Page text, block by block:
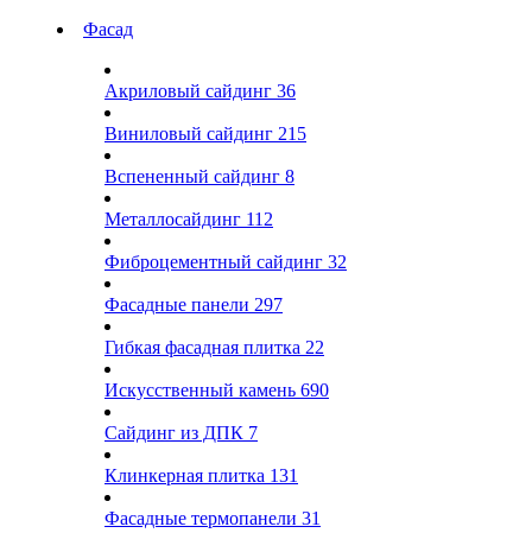
Фасад
Акриловый сайдинг 36
Виниловый сайдинг 215
Вспененный сайдинг 8
Металлосайдинг 112
Фиброцементный сайдинг 32
Фасадные панели 297
Гибкая фасадная плитка 22
Искусственный камень 690
Сайдинг из ДПК 7
Клинкерная плитка 131
Фасадные термопанели 31